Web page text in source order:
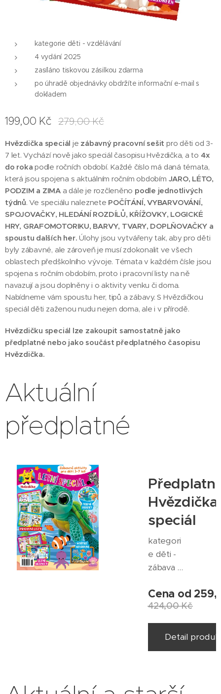
kategorie děti - vzdělávání
4 vydání 2025
zasíláno tiskovou zásilkou zdarma
po úhradě objednávky obdržíte informační e-mail s
dokladem
199,00 Kč 279,00Kč
Hvězdička speciál je zábavný pracovní sešit pro děti od 3-
7 let. Vychází nově jako speciál časopisu Hvězdička, a to 4x
do roka podle ročních období. Každé číslo má daná témata,
která jsou spojena s aktuálním ročním obdobím JARO, LÉTO,
PODZIM a ZIMA a dále je rozčleněno podle jednotlivých
týdnů. Ve speciálu naleznete POČÍTÁNÍ, VYBARVOVÁNÍ,
SPOJOVAČKY, HLEDÁNÍ ROZDÍLŮ, KŘÍŽOVKY, LOGICKÉ
HRY, GRAFOMOTORIKU, BARVY, TVARY, DOPLŇOVAČKY a
spoustu dalších her. Úlohy jsou vytvářeny tak, aby pro děti
byly zábavné, ale zároveň je musí zdokonalit ve všech
oblastech předškolního vývoje. Témata v každém čísle jsou
spojena s ročním obdobím, proto i pracovní listy na ně
navazují a jsou doplněny i o aktivity venku či doma.
Nabídneme vám spoustu her, tipů a zábavy. S Hvězdičkou
speciál děti zaženou nudu nejen doma, ale i v přírodě.
Hvězdičku speciál lze zakoupit samostatně jako
předplatné nebo jako součást předplatného časopisu
Hvězdička.
Aktuální
předplatné
Hvězdička
speciál
kategori
e děti -
zábava +
ní cena
ročního
předplat
ného po
Kč vč.
Cena od
424,00Kč
Detail